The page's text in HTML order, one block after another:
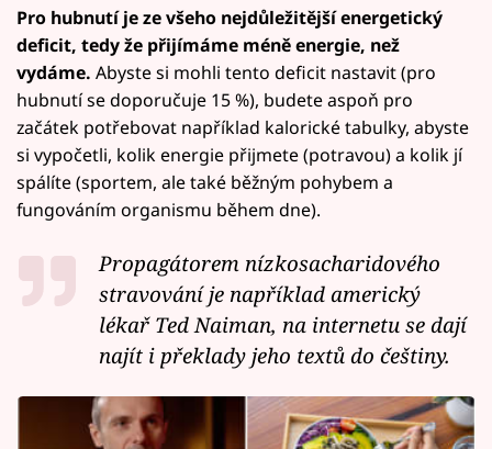
Pro hubnutí je ze všeho nejdůležitější energetický
deficit, tedy že přijímáme méně energie, než
vydáme. Abyste si mohli tento deficit nastavit (pro
hubnutí se doporučuje 15 %), budete aspoň pro
začátek potřebovat například kalorické tabulky, abyste
si vypočetli, kolik energie přijmete (potravou) a kolik jí
spálíte (sportem, ale také běžným pohybem a
fungováním organismu během dne).
Propagátorem nízkosacharidového
stravování je například americký
lékař Ted Naiman, na internetu se dají
najít i překlady jeho textů do češtiny.